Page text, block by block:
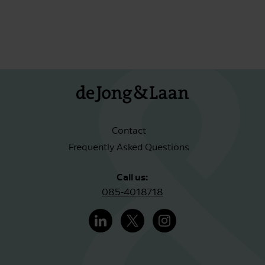
Contact
Frequently Asked Questions
Call us:
085-4018718